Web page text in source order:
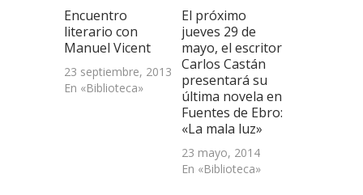
en
una
ventana
nueva)
Encuentro
literario con
Manuel Vicent
23 septiembre, 2013
En «Biblioteca»
El próximo
jueves 29 de
mayo, el escritor
Carlos Castán
presentará su
última novela en
Fuentes de Ebro:
«La mala luz»
23 mayo, 2014
En «Biblioteca»